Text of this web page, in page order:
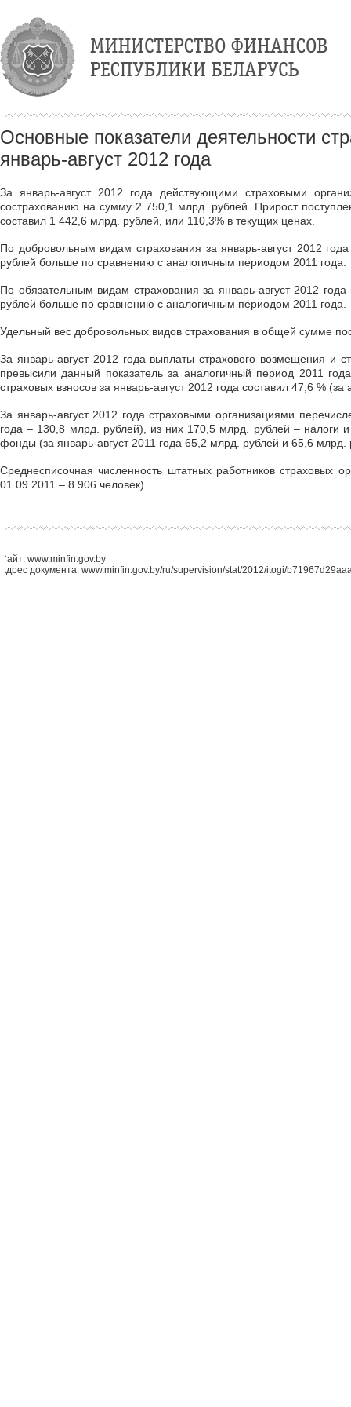
Основные показатели деятельности
январь-август 2012 года
За январь-август 2012 года действующими страховыми
сострахованию на сумму 2 750,1 млрд. рублей. Прирост
составил 1 442,6 млрд. рублей, или 110,3% в текущих ценах.
По добровольным видам страхования за январь-август 2012
рублей больше по сравнению с аналогичным периодом 2011 года.
По обязательным видам страхования за январь-август 2012
рублей больше по сравнению с аналогичным периодом 2011 года.
Удельный вес добровольных видов страхования в общей сумме
За январь-август 2012 года выплаты страхового возмещения и
превысили данный показатель за аналогичный период 2011
страховых взносов за январь-август 2012 года составил 47,6 %
За январь-август 2012 года страховыми организациями
года – 130,8 млрд. рублей), из них 170,5 млрд. рублей –
фонды (за январь-август 2011 года 65,2 млрд. рублей и 65,6 млрд.
Среднесписочная численность штатных работников страховых
01.09.2011 – 8 906 человек).
Сайт: www.minfin.gov.by
Адрес документа: www.minfin.gov.by/ru/supervision/stat/2012/itogi/